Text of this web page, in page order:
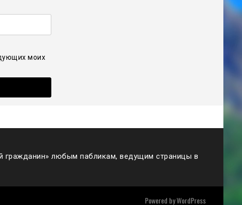
моих
гражданин» любым пабликам, ведущим страницы в
Powered byWordPress